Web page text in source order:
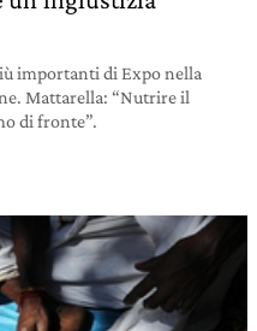
importanti di Expo nella
Mattarella: “Nutrire il
di fronte”.